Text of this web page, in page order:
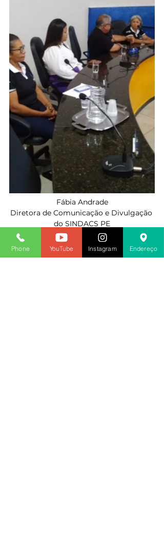
Fábia Andrade
Diretora de Comunicação e Divulgação
do SINDACS PE
2023
Phone YouTube Instagram Endereço